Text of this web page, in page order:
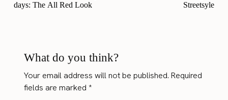
days: The All Red Look
Streetsyle
What do you think?
Your email address will not be published. Required
fields are marked*